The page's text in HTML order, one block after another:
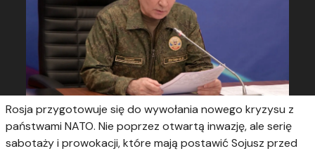
Rosja przygotowuje się do wywołania nowego kryzysu z
państwami NATO. Nie poprzez otwartą inwazję, ale serię
sabotaży i prowokacji, które mają postawić Sojusz przed